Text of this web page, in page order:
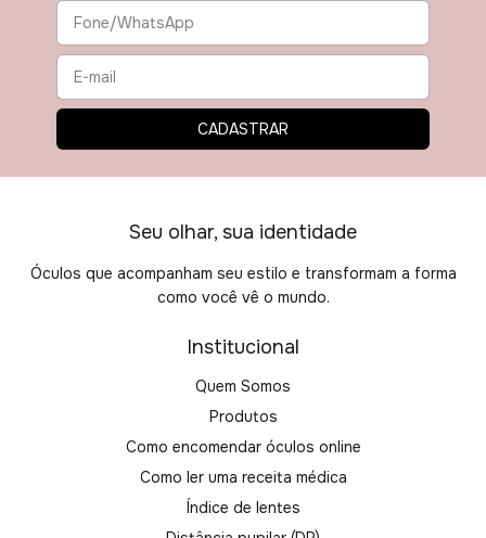
Seu olhar, sua identidade
Óculos que acompanham seu estilo e transformam a forma
como você vê o mundo.
Institucional
Quem Somos
Produtos
Como encomendar óculos online
Como ler uma receita médica
Índice de lentes